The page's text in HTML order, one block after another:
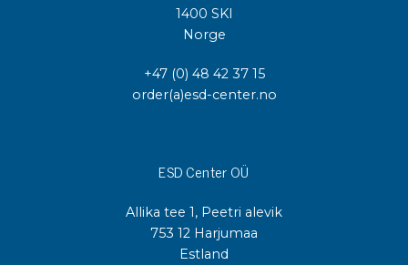
1400 SKI
Norge
+47 (0) 48 42 37 15
order(a)esd-center.no
ESD Center OÜ
Allika tee 1, Peetri alevik
753 12 Harjumaa
Estland